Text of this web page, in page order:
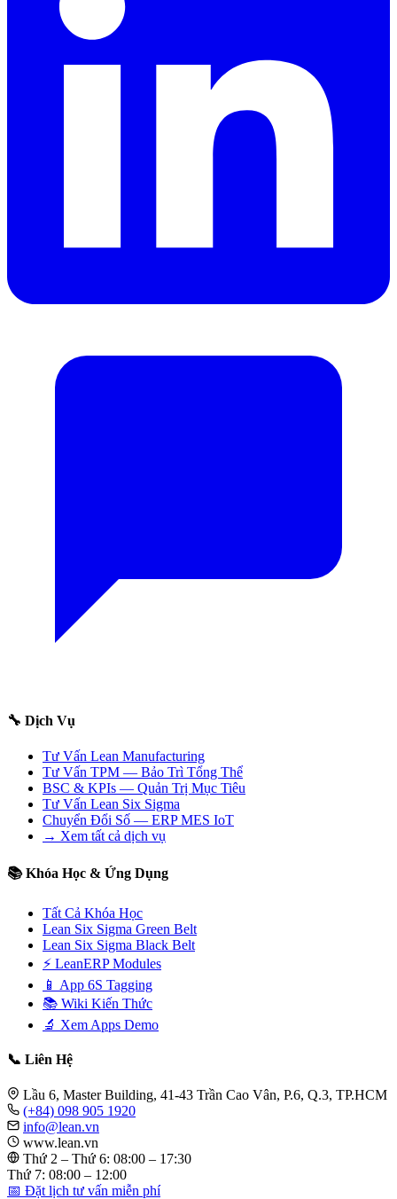
🔧 Dịch Vụ
Tư Vấn Lean Manufacturing
Tư Vấn TPM — Bảo Trì Tổng Thể
BSC & KPIs — Quản Trị Mục Tiêu
Tư Vấn Lean Six Sigma
Chuyển Đổi Số — ERP MES IoT
→ Xem tất cả dịch vụ
📚 Khóa Học & Ứng Dụng
Tất Cả Khóa Học
Lean Six Sigma Green Belt
Lean Six Sigma Black Belt
⚡ LeanERP Modules
📱 App 6S Tagging
📚 Wiki Kiến Thức
🔬 Xem Apps Demo
📞 Liên Hệ
Lầu 6, Master Building, 41-43 Trần Cao Vân, P.6, Q.3, TP.HCM
(+84) 098 905 1920
info@lean.vn
www.lean.vn
Thứ 2 – Thứ 6: 08:00 – 17:30
Thứ 7: 08:00 – 12:00
📅 Đặt lịch tư vấn miễn phí